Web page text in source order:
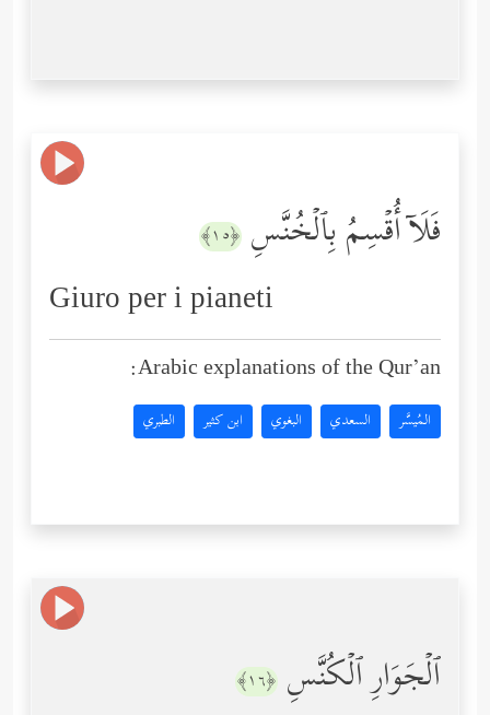
فَلَاۤ أُقۡسِمُ بِٱلۡخُنَّسِ ﴿١٥﴾
Giuro per i pianeti
Arabic explanations of the Qur’an:
المُيسَّر السعدي البغوي ابن كثير الطبري
ٱلۡجَوَارِ ٱلۡكُنَّسِ ﴿١٦﴾